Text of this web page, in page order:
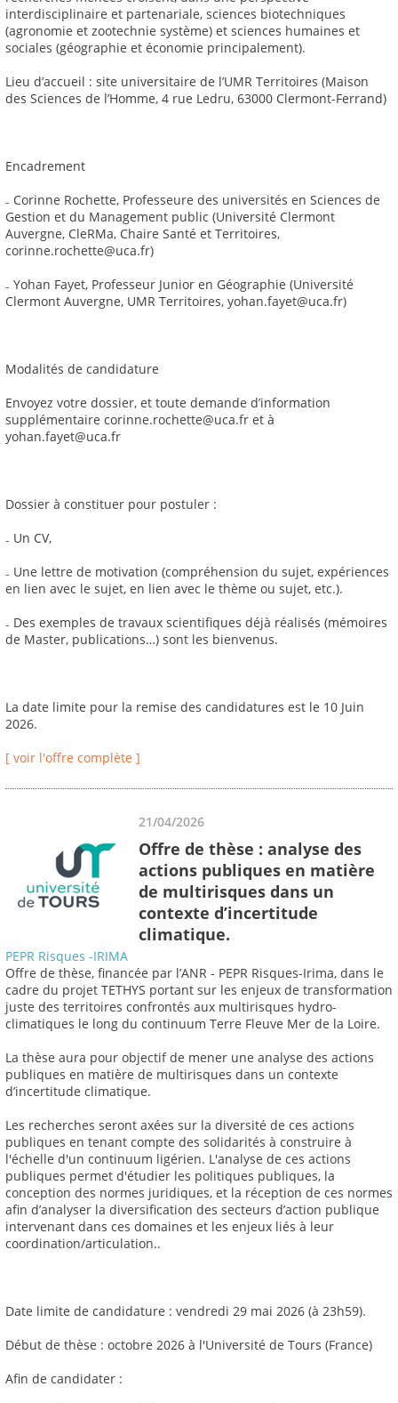
interdisciplinaire et partenariale, sciences biotechniques
(agronomie et zootechnie système) et sciences humaines et
sociales (géographie et économie principalement).
Lieu d’accueil : site universitaire de l’UMR Territoires (Maison
des Sciences de l’Homme, 4 rue Ledru, 63000 Clermont-Ferrand)
Encadrement
₋ Corinne Rochette, Professeure des universités en Sciences de
Gestion et du Management public (Université Clermont
Auvergne, CleRMa, Chaire Santé et Territoires,
corinne.rochette@uca.fr)
₋ Yohan Fayet, Professeur Junior en Géographie (Université
Clermont Auvergne, UMR Territoires, yohan.fayet@uca.fr)
Modalités de candidature
Envoyez votre dossier, et toute demande d’information
supplémentaire corinne.rochette@uca.fr et à
yohan.fayet@uca.fr
Dossier à constituer pour postuler :
₋ Un CV,
₋ Une lettre de motivation (compréhension du sujet, expériences
en lien avec le sujet, en lien avec le thème ou sujet, etc.).
₋ Des exemples de travaux scientifiques déjà réalisés (mémoires
de Master, publications…) sont les bienvenus.
La date limite pour la remise des candidatures est le 10 Juin
2026.
[ voir l'offre complète ]
21/04/2026
Offre de thèse : analyse des
actions publiques en matière
de multirisques dans un
contexte d’incertitude
climatique.
PEPR Risques -IRIMA
Offre de thèse, financée par l’ANR - PEPR Risques-Irima, dans le
cadre du projet TETHYS portant sur les enjeux de transformation
juste des territoires confrontés aux multirisques hydro-
climatiques le long du continuum Terre Fleuve Mer de la Loire.
La thèse aura pour objectif de mener une analyse des actions
publiques en matière de multirisques dans un contexte
d’incertitude climatique.
Les recherches seront axées sur la diversité de ces actions
publiques en tenant compte des solidarités à construire à
l'échelle d'un continuum ligérien. L'analyse de ces actions
publiques permet d'étudier les politiques publiques, la
conception des normes juridiques, et la réception de ces normes
afin d’analyser la diversification des secteurs d’action publique
intervenant dans ces domaines et les enjeux liés à leur
coordination/articulation..
Date limite de candidature : vendredi 29 mai 2026 (à 23h59).
Début de thèse : octobre 2026 à l'Université de Tours (France)
Afin de candidater :